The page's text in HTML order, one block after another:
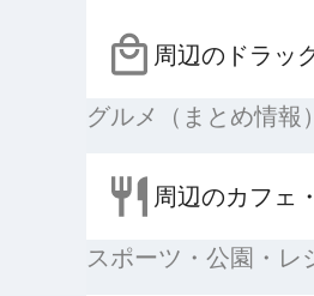
周辺のドラッ
グルメ（まとめ情報）
周辺のカフェ
スポーツ・公園・レ